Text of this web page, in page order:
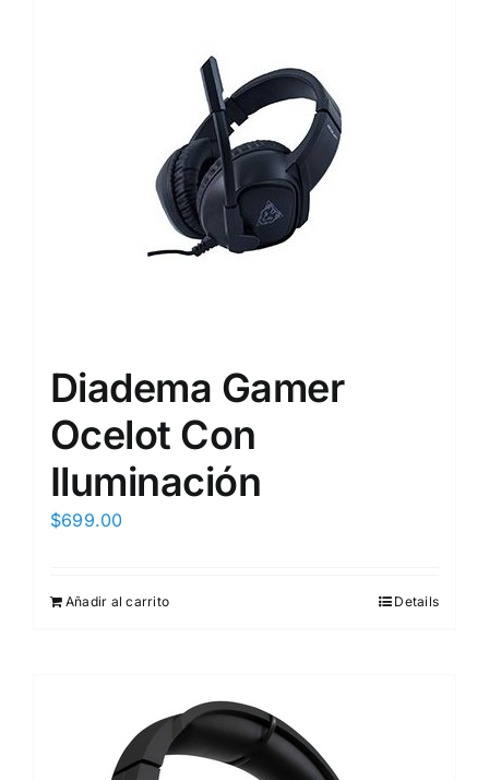
Diadema Gamer
Ocelot Con
Iluminación
$699.00
Añadir al carrito Details